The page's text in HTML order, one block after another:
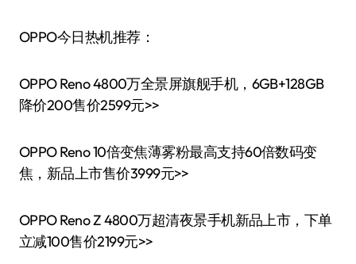
OPPO今日热机推荐：
OPPO Reno 4800万全景屏旗舰手机，6GB+128GB
降价200售价2599元>>
OPPO Reno 10倍变焦薄雾粉最高支持60倍数码变
焦，新品上市售价3999元>>
OPPO Reno Z 4800万超清夜景手机新品上市，下单
立减100售价2199元>>